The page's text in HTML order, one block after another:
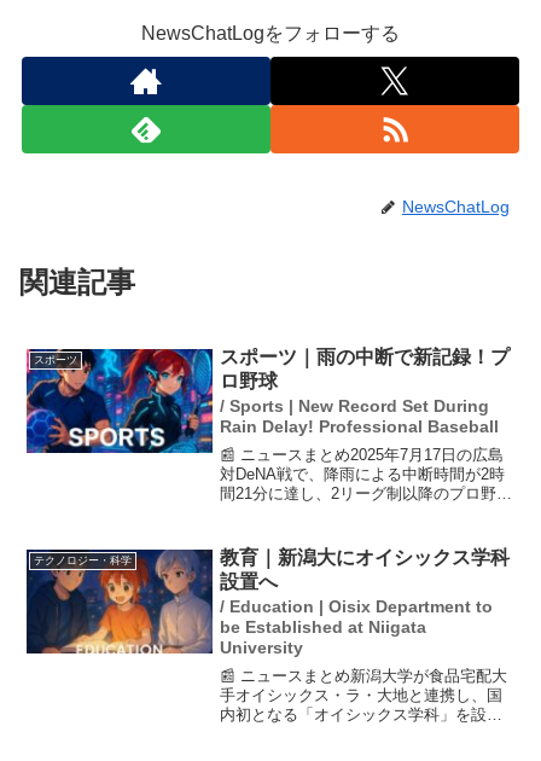
NewsChatLogをフォローする
NewsChatLog
関連記事
スポーツ
スポーツ｜雨の中断で新記録！プ
ロ野球
/ Sports | New Record Set During
Rain Delay! Professional Baseball
📰 ニュースまとめ2025年7月17日の広島
対DeNA戦で、降雨による中断時間が2時
間21分に達し、2リーグ制以降のプロ野球
の引き分けとなりました。試合結果に影
響を...
テクノロジー・科学
教育｜新潟大にオイシックス学科
設置へ
/ Education | Oisix Department to
be Established at Niigata
University
📰 ニュースまとめ新潟大学が食品宅配大
手オイシックス・ラ・大地と連携し、国
内初となる「オイシックス学科」を設置